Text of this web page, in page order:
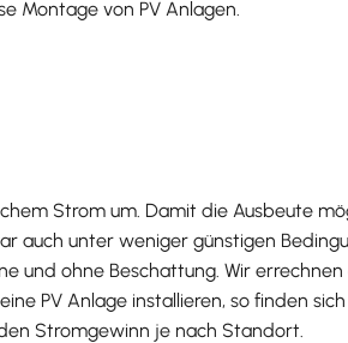
Montage von PV Anlagen.
Strom um. Damit die Ausbeute
auch unter weniger günstigen
und ohne Beschattung. Wir
PV Anlage installieren, so finden
Stromgewinn je nach Standort.